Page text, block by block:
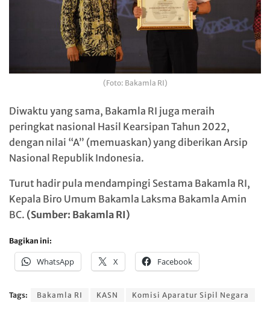
(Foto: Bakamla RI)
Diwaktu yang sama, Bakamla RI juga meraih
peringkat nasional Hasil Kearsipan Tahun 2022,
dengan nilai “A” (memuaskan) yang diberikan Arsip
Nasional Republik Indonesia.
Turut hadir pula mendampingi Sestama Bakamla RI,
Kepala Biro Umum Bakamla Laksma Bakamla Amin
BC. (Sumber: Bakamla RI)
Bagikan ini:
WhatsApp X Facebook
Tags: Bakamla RI KASN Komisi Aparatur Sipil Negara